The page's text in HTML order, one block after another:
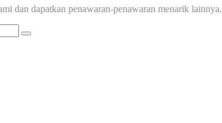
dan dapatkan penawaran-penawaran menarik lainnya.